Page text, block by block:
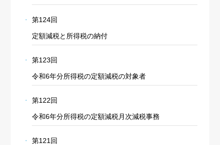
第124回
定額減税と所得税の納付
第123回
令和6年分所得税の定額減税の対象者
第122回
令和6年分所得税の定額減税月次減税事務
第121回